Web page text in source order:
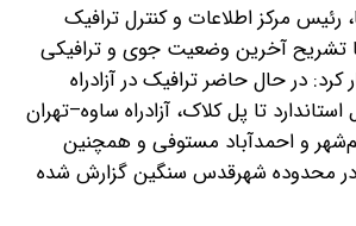
رئیس مرکز اطلاعات و کنترل ترافیک
تشریح آخرین وضعیت جوی و ترافیکی
در حال حاضر ترافیک در آزادراه
تا پل کلاک، آزادراه ساوه–تهران
و احمدآباد مستوفی و همچنین
در محدوده شهرقدس سنگین گزارش شده